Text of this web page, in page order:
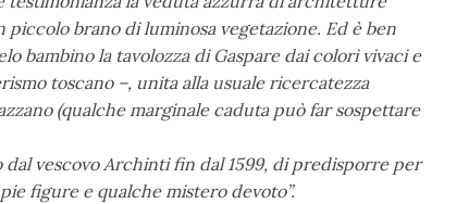
brano di luminosa vegetazione. Ed è ben
bambino la tavolozza di Gaspare dai colori vivaci e
toscano –, unita alla usuale ricercatezza
(qualche marginale caduta può far sospettare
vescovo Archinti fin dal 1599, di predisporre per
figure e qualche mistero devoto”.